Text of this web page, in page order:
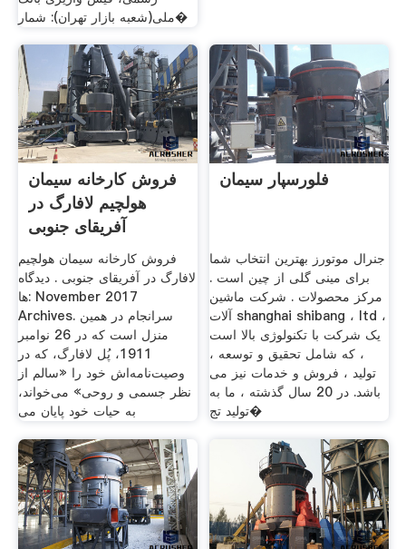
ملی(شعبه بازار تهران): شمار�
فروش کارخانه سیمان
هولچیم لافارگ در
آفریقای جنوبی
فروش کارخانه سیمان هولچیم
لافارگ در آفریقای جنوبی . ديدگاه
ها: November 2017
Archives. سرانجام در همین
منزل است که در 26 نوامبر
1911، پُل لافارگ، که در
وصیت‌نامه‌اش خود را «سالم از
نظر جسمی و روحی» می‌خواند،
به حیات خود پایان می
فلورسپار سیمان
جنرال موتورز بهترین انتخاب شما
برای مینی گلی از چین است .
مرکز محصولات . شرکت ماشین
آلات shanghai shibang ، ltd ،
یک شرکت با تکنولوژی بالا است
، که شامل تحقیق و توسعه ،
تولید ، فروش و خدمات نیز می
باشد. در 20 سال گذشته ، ما به
تولید تج�